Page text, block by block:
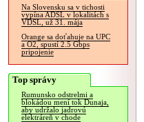
Na Slovensku sa v tichosti
vypína ADSL v lokalitách s
VDSL, už 31. mája
Orange sa doťahuje na UPC
a O2, spustí 2.5 Gbps
pripojenie
Top správy
Rumunsko odstrelmi a
blokádou mení tok Dunaja,
aby udržalo jadrovú
elektráreň v chode